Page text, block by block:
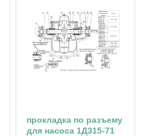
прокладка по разъему
для насоса 1Д315-71